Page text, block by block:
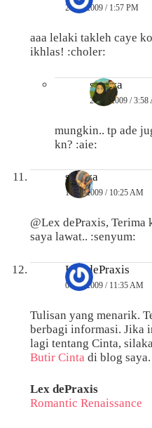
20/05/2009 / 1:57 PM
aaa lelaki takleh caye
ikhlas! :choler:
suraya
27/05/2009 / 3:58
mungkin.. tp ade
kn? :aie:
suraya
10/02/2009 / 10:25 AM
@Lex dePraxis, Terima
saya lawat.. :senyum:
Lex dePraxis
04/02/2009 / 11:35 AM
Tulisan yang menarik.
berbagi informasi. Jika
lagi tentang Cinta,
Butir Cinta di blog
Lex dePraxis
Romantic Renaissance